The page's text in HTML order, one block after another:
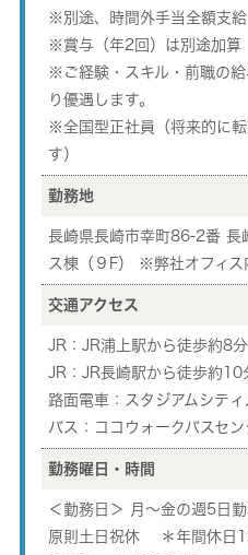
※別途、時間外⼿当全額⽀給
※賞与（年2回）は別途加算
※ご経験・スキル・前職の
り優遇します。
※全国型正社員（将来的に
す）
勤務地
長崎県長崎市幸町86-2番 長
ス棟（９F） ※弊社オフィス
交通アクセス
JR：JR浦上駅から徒歩約8分
JR：JR長崎駅から徒歩約10
路面電車：スタジアムシテ
バス：ココウォークバスセ
勤務曜日・時間
＜勤務日＞ 月～金の週5日
原則土日祝休 ＊年間休日